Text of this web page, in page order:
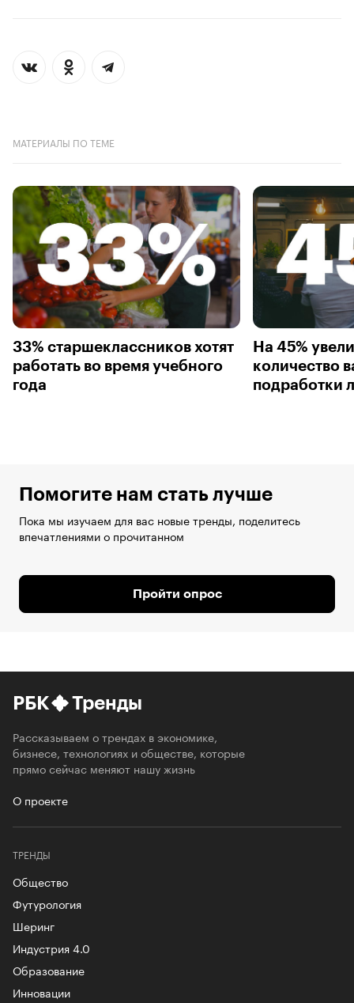
МАТЕРИАЛЫ ПО ТЕМЕ
33% старшеклассников хотят
работать во время учебного
года
На 45%
количество
подработки
Помогите нам стать лучше
Пока мы изучаем для вас новые тренды, поделитесь
впечатлениями о прочитанном
Пройти опрос
РБК Тренды
Рассказываем о трендах в экономике,
бизнесе, технологиях и обществе, которые
прямо сейчас меняют нашу жизнь
О проекте
ТРЕНДЫ
Общество
Футурология
Шеринг
Индустрия 4.0
Образование
Инновации